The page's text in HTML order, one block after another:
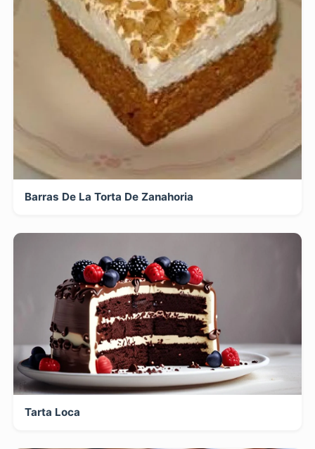
Barras De La Torta De Zanahoria
Tarta Loca